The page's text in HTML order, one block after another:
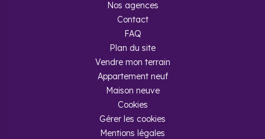
Foire aux questions
Comment se porte le marché de
l’immobilier dans l’Hérault ?
Les prix à Sète sont en hausse depuis plus de 20 ans.
Au cours des 5 dernières années, les prix ont
augmenté de 11,9 %.
Nos agences
Contact
FAQ
Plan du site
Vendre mon terrain
Appartement neuf
Maison neuve
Cookies
Gérer les cookies
Mentions légales